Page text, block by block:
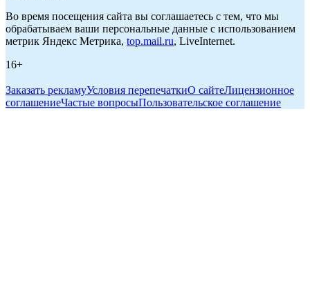
Во время посещения сайта вы соглашаетесь с тем, что мы
обрабатываем ваши персональные данные с использованием
метрик Яндекс Метрика, top.mail.ru, LiveInternet.
16+
Заказать рекламуУсловия перепечаткиО сайтеЛицензионное
соглашениеЧастые вопросыПользовательское соглашение